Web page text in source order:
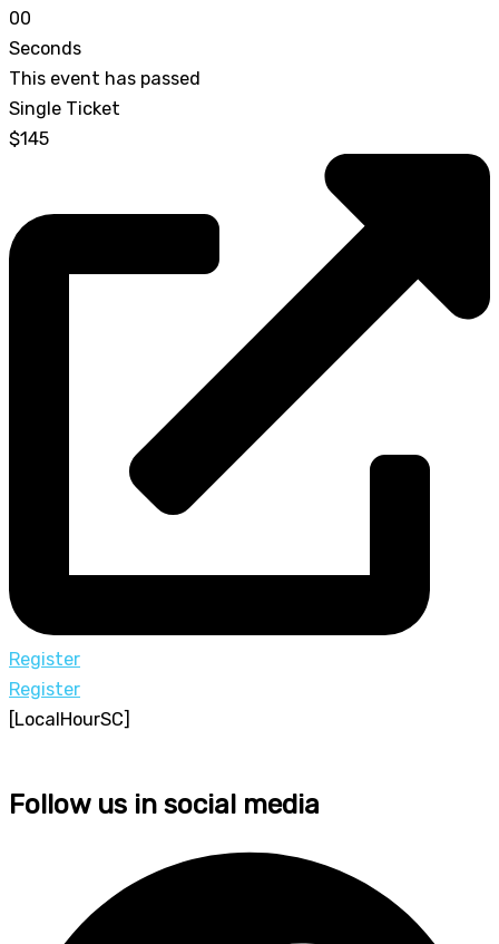
00
Seconds
This event has passed
Single Ticket
$145
Register
Register
[LocalHourSC]
Follow us in social media